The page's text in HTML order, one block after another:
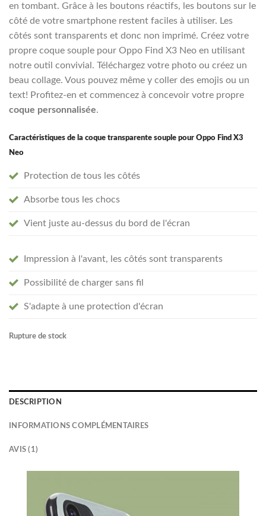
en tombant. Grâce à les boutons réactifs, les boutons sur le
côté de votre smartphone restent faciles à utiliser. Les
côtés sont transparents et donc non imprimé. Créez votre
propre coque souple pour Oppo Find X3 Neo en utilisant
notre outil convivial. Téléchargez votre photo ou créez un
beau collage. Vous pouvez même y coller des emojis ou un
text! Profitez-en et commencez à concevoir votre propre
coque personnalisée.
Caractéristiques de la coque transparente souple pour Oppo Find X3
Neo
Protection de tous les côtés
Absorbe tous les chocs
Vient juste au-dessus du bord de l'écran
Impression à l'avant, les côtés sont transparents
Possibilité de charger sans fil
S'adapte à une protection d'écran
Rupture de stock
DESCRIPTION
INFORMATIONS COMPLÉMENTAIRES
AVIS (1)